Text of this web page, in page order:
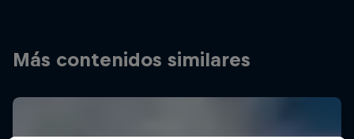
Más contenidos similares